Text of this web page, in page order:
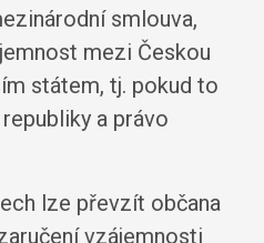
smlouva,
mezi Českou
státem, tj. pokud to
a právo
lze převzít občana
vzájemnosti